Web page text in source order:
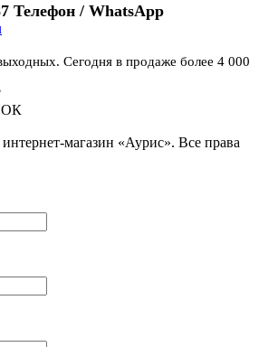
Телефон / WhatsApp
Сегодня в продаже более 4 000
магазин «Аурис». Все права